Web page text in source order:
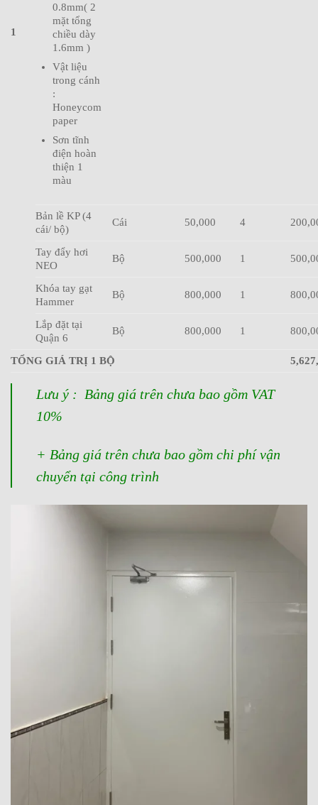
1
0.8mm( 2
mặt tổng
chiều dày
1.6mm )
Vật liệu
trong cánh
:
Honeycom
paper
Sơn tĩnh
điện hoàn
thiện 1
màu
Bản lề KP (4
cái/ bộ)
Cái 50,000 4
Tay đẩy hơi
NEO
Bộ 500,000 1
Khóa tay gạt
Hammer
Bộ 800,000 1
Lắp đặt tại
Quận 6
Bộ 800,000 1
TỔNG GIÁ TRỊ 1 BỘ
Lưu ý : Bảng giá trên chưa bao gồm VAT
10%
+ Bảng giá trên chưa bao gồm chi phí vận
chuyển tại công trình